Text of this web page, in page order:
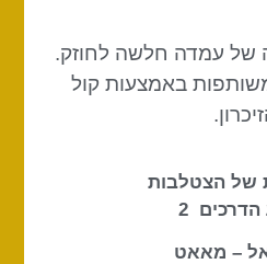
של עמדה חלשה לחוזק.
באמצעות קול
של הצטלבות
2
– מאאט